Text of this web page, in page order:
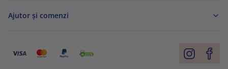
Ajutor și comenzi